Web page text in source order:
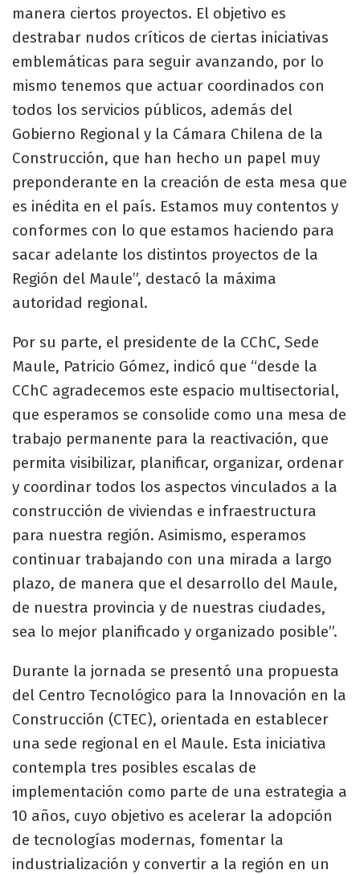
manera ciertos proyectos. El objetivo es
destrabar nudos críticos de ciertas iniciativas
emblemáticas para seguir avanzando, por lo
mismo tenemos que actuar coordinados con
todos los servicios públicos, además del
Gobierno Regional y la Cámara Chilena de la
Construcción, que han hecho un papel muy
preponderante en la creación de esta mesa que
es inédita en el país. Estamos muy contentos y
conformes con lo que estamos haciendo para
sacar adelante los distintos proyectos de la
Región del Maule”, destacó la máxima
autoridad regional.
Por su parte, el presidente de la CChC, Sede
Maule, Patricio Gómez, indicó que “desde la
CChC agradecemos este espacio multisectorial,
que esperamos se consolide como una mesa de
trabajo permanente para la reactivación, que
permita visibilizar, planificar, organizar, ordenar
y coordinar todos los aspectos vinculados a la
construcción de viviendas e infraestructura
para nuestra región. Asimismo, esperamos
continuar trabajando con una mirada a largo
plazo, de manera que el desarrollo del Maule,
de nuestra provincia y de nuestras ciudades,
sea lo mejor planificado y organizado posible”.
Durante la jornada se presentó una propuesta
del Centro Tecnológico para la Innovación en la
Construcción (CTEC), orientada en establecer
una sede regional en el Maule. Esta iniciativa
contempla tres posibles escalas de
implementación como parte de una estrategia a
10 años, cuyo objetivo es acelerar la adopción
de tecnologías modernas, fomentar la
industrialización y convertir a la región en un